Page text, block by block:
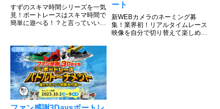
すずのスキマ時間シリーズを一気
見！ボートレースはスキマ時間で
簡単に遊べる！？と言っていいの
画をご覧下さい。簡単に登録でき
て、好きな色を選んで勝負できる
のがボートレース！だが、そん
な...
ート
新WEBカメラのネーミング募
集！業界初！リアルタイムレース
映像を自分で切り替えて楽しめ
競艇に関する情報